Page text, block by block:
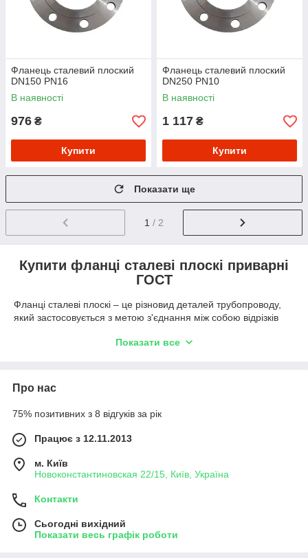
Фланець сталевий плоский
DN150 PN16
В наявності
976 ₴
Купити
Фланець сталевий плоский
DN250 PN10
В наявності
1 117 ₴
Купити
Показати ще
1 / 2
Купити фланці сталеві плоскі приварні
ГОСТ
Фланці сталеві плоскі – це різновид деталей трубопроводу,
який застосовується з метою з'єднання між собою відрізків
плоскі приварні відрізняються універсальністю, тому можуть
виробів такого типу, необхідно підібрати їх під конкретні
умови подальшого використання. Для простоти вибору
можна скористатися таблицею з основними технічними
характеристиками даного типу обладнання.
Умовний
тиск, PN
(Ру), МПа
Умовний
діаметр,
Dу, мм
Показати все
Про нас
75% позитивних з 8 відгуків за рік
Працює з 12.11.2013
м. Київ
Новоконстантиновская 22/15, Київ, Україна
Контакти
Сьогодні вихідний
Показати весь графік роботи